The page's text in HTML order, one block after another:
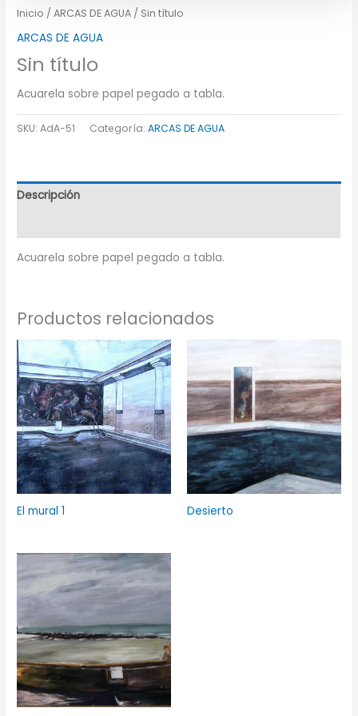
Inicio /ARCAS DE AGUA / Sin título
ARCAS DE AGUA
Sin título
Acuarela sobre papel pegado a tabla.
SKU:AdA-51 Categoría:ARCAS DE AGUA
Descripción
Acuarela sobre papel pegado a tabla.
Productos relacionados
El mural 1 Desierto